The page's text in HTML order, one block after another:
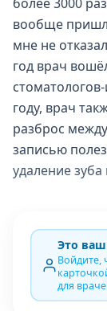
вообще
мне не
год врач
году, врач
разброс
записью
удаление
Это
Войдите,
для